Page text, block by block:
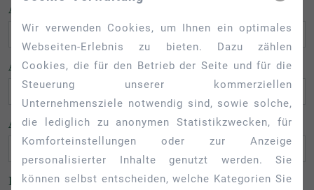
AN WELCHER WOHNUNG SIND SIE INTERESSIERT?
ANREISE
ABREISE
PERSONEN
Wir verwenden Cookies, um Ihnen ein optimales
Webseiten-Erlebnis zu bieten. Dazu zählen
Cookies, die für den Betrieb der Seite und für die
Steuerung unserer kommerziellen
Unternehmensziele notwendig sind, sowie solche,
die lediglich zu anonymen Statistikzwecken, für
Komforteinstellungen oder zur Anzeige
personalisierter Inhalte genutzt werden. Sie
können selbst entscheiden, welche Kategorien Sie